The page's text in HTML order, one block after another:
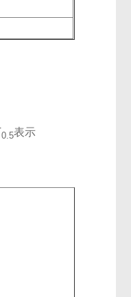
0.5表示